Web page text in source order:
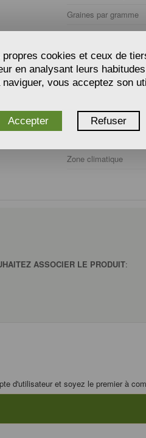
Graines par gramme
Type d'utilisation
Humidité du sol
Zone climatique
ASSOCIER LE PRODUIT:
d'utilisateur et soyez le premier à
cookies et ceux de
en analysant leurs
vous acceptez son
Accepter Refuser